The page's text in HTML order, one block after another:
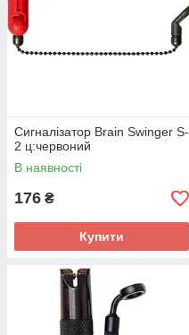
Сигналізатор Brain Swinger S-
2 ц:червоний
В наявності
176 ₴
Купити